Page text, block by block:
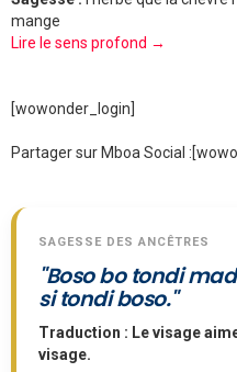
mange
Lire le sens profond →
[wowonder_login]
Partager sur Mboa Social :
SAGESSE DES ANCÊTRES
"Boso bo tondi
si tondi boso."
Traduction : Le visage
visage.